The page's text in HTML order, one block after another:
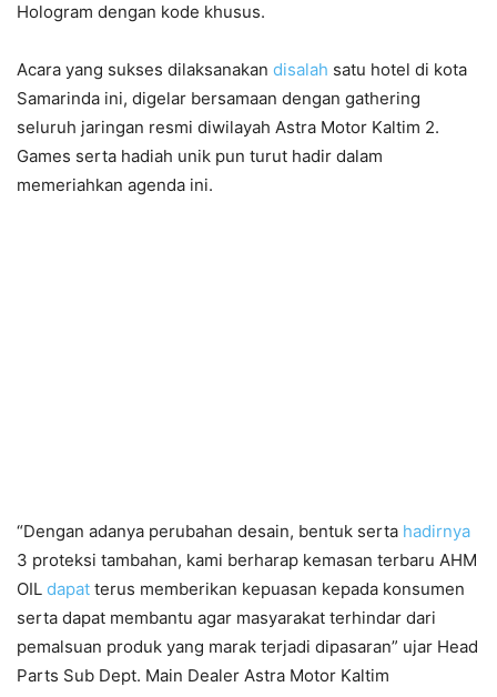
Hologram dengan kode khusus.
Acara yang sukses dilaksanakan disalah satu hotel di kota
Samarinda ini, digelar bersamaan dengan gathering
seluruh jaringan resmi diwilayah Astra Motor Kaltim 2.
Games serta hadiah unik pun turut hadir dalam
memeriahkan agenda ini.
“Dengan adanya perubahan desain, bentuk serta hadirnya
3 proteksi tambahan, kami berharap kemasan terbaru AHM
OIL dapat terus memberikan kepuasan kepada konsumen
serta dapat membantu agar masyarakat terhindar dari
pemalsuan produk yang marak terjadi dipasaran” ujar Head
Parts Sub Dept. Main Dealer Astra Motor Kaltim